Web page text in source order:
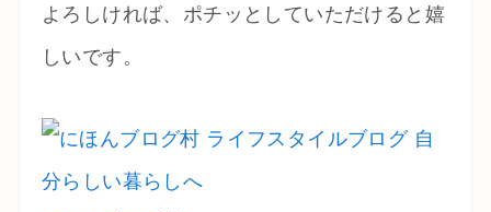
よろしければ、ポチッとしていただけると嬉
しいです。